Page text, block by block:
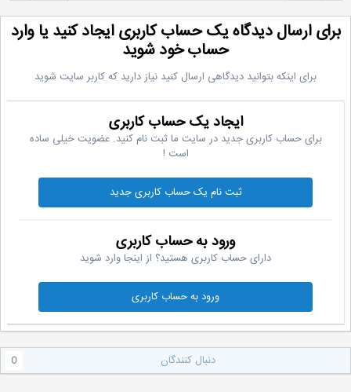
ارسال دیدگاه یک حساب کاربری ایجاد کنید یا وارد
حساب خود شوید
برای اینکه بتوانید دیدگاهی ارسال کنید نیاز دارید که کاربر سایت شوید
ایجاد یک حساب کاربری
برای حساب کاربری جدید در سایت ما ثبت نام کنید. عضویت خیلی ساده
است !
ثبت نام یک حساب کاربری جدید
ورود به حساب کاربری
دارای حساب کاربری هستید؟ از اینجا وارد شوید
ورود به حساب کاربری
دنبال کنندگان